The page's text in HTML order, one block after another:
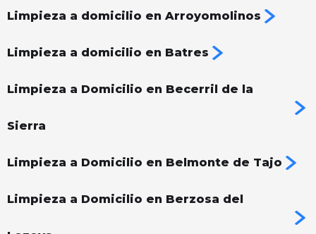
Limpieza a domicilio en Arroyomolinos
Limpieza a domicilio en Batres
Limpieza a Domicilio en Becerril de la
Sierra
Limpieza a Domicilio en Belmonte de Tajo
Limpieza a Domicilio en Berzosa del